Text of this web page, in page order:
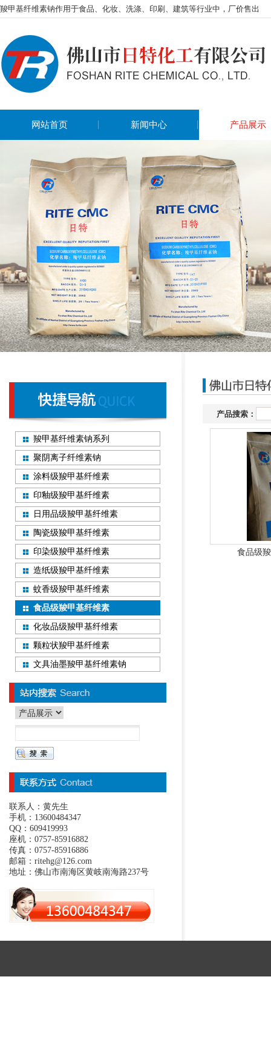
羧甲基纤维素钠作用于食品、化妆、洗涤、印刷、建筑等行业中，厂价售出
网站首页 新闻中心 产品展示
羧甲基纤维素钠系列
聚阴离子纤维素钠
涂料级羧甲基纤维素
印釉级羧甲基纤维素
日用品级羧甲基纤维素
陶瓷级羧甲基纤维素
印染级羧甲基纤维素
造纸级羧甲基纤维素
蚊香级羧甲基纤维素
食品级羧甲基纤维素
化妆品级羧甲基纤维素
颗粒状羧甲基纤维素
文具油墨羧甲基纤维素钠
联系人：黄先生
手机：13600484347
QQ：609419993
座机：0757-85916882
传真：0757-85916886
邮箱：ritehg@126.com
地址：佛山市南海区黄岐南海路237号
产品搜索：
食品级